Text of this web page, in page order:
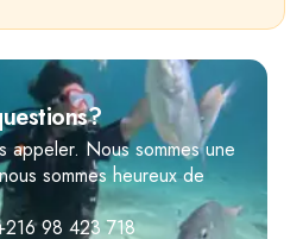
appeler. Nous sommes une
sommes heureux de
98 423 718